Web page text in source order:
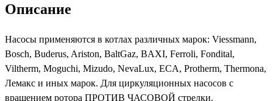
Описание
Насосы применяются в котлах различных марок: Viessmann,
Bosch, Buderus, Ariston, BaltGaz, BAXI, Ferroli, Fondital,
Viltherm, Moguchi, Mizudo, NevaLux, ECA, Protherm, Thermona,
Лемакс и иных марок. Для циркуляционных насосов с
вращением ротора ПРОТИВ ЧАСОВОЙ стрелки.